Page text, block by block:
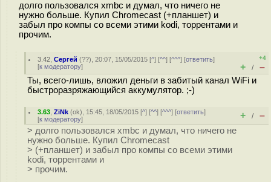
долго пользовался xmbc и думал, что ничего не
нужно больше. Купил Chromecast (+планшет) и
забыл про компы со всеми этими kodi, торрентами и
прочим.
3.42 ,Сергей (??), 20:07, 15/05/2015 [^] [^^] [^^^] [ответить]
[к модератору]
+4
+ / –
Ты, всего-лишь, вложил деньги в забитый канал WiFi и
быстроразряжающийся аккумулятор. ;-)
3.63 ,ZiNk (ok), 15:45, 18/05/2015 [^] [^^] [^^^] [ответить]
[к модератору] + / –
> долго пользовался xmbc и думал, что ничего не
нужно больше. Купил Chromecast
> (+планшет) и забыл про компы со всеми этими
kodi, торрентами и
> прочим.